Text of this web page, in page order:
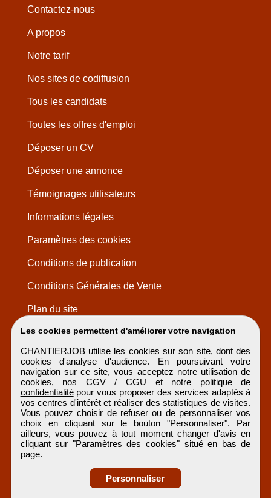
Les cookies permettent d'améliorer votre navigation
CHANTIERJOB utilise les cookies sur son site, dont des
cookies d'analyse d'audience. En poursuivant votre
navigation sur ce site, vous acceptez notre utilisation de
cookies, nos CGV / CGU et notre politique de
confidentialitépour vous proposer des services adaptés à
vos centres d'intérêt et réaliser des statistiques de visites.
Vous pouvez choisir de refuser ou de personnaliser vos
choix en cliquant sur le bouton "Personnaliser". Par
ailleurs, vous pouvez à tout moment changer d'avis en
cliquant sur "Paramètres des cookies" situé en bas de
page.
Personnaliser
Contactez-nous
A propos
Notre tarif
Nos sites de codiffusion
Tous les candidats
Toutes les offres d'emploi
Déposer un CV
Déposer une annonce
Témoignages utilisateurs
Informations légales
Paramètres des cookies
Conditions de publication
Conditions Générales de Vente
Plan du site